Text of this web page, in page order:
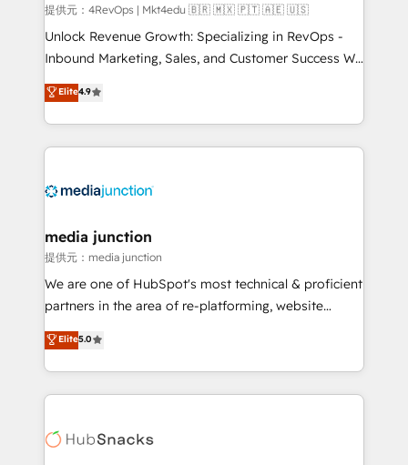
提供元：4RevOps | Mkt4edu 🇧🇷 🇲🇽 🇵🇹 🇦🇪 🇺🇸
Unlock Revenue Growth: Specializing in RevOps -
Inbound Marketing, Sales, and Customer Success We
specialize in driving revenue growth for companies
across industries through tailored marketing, sales,
and customer success strategies, utilizing RevOps
methodologies. As Latin America's largest HubSpot
offer unparalleled insights. Operating in five
Mexico, USA, and Portugal—we've executed over a
hundred successful operations. Our approach,
rooted in RevOps principles, integrates analysis,
training, planning, and qualification. Leveraging
inbound marketing tactics, we focus on
understanding, nurturing, and converting leads.
competitive market.
Elite4.9
media junction
提供元：media junction
We are one of HubSpot's most technical & proficient
partners in the area of re-platforming, website
design & development. We specialize in multi-hub
implementations for mid-market & enterprise
companies. We are woman-owned, powered by
coffee, and we ❤️ dogs. We produce award-winning
Impact Award 🏆2022 Technical Expertise Impact
Elite5.0